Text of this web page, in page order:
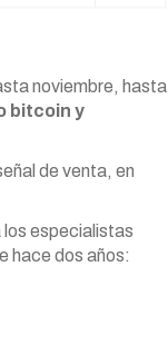
noviembre, hasta
bitcoin y
de venta, en
los especialistas
hace dos años: